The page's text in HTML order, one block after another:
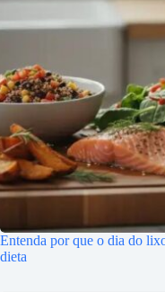
Entenda por que o dia do
dieta